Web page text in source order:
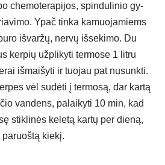
che­mo­te­ra­pi­jos, spin­du­li­nio gy­
Ypač tin­ka ka­muo­ja­miems
iš­var­žų, ner­vų iš­se­ki­mo. Du
ker­pių už­pli­ky­ti ter­mo­se 1 lit­ru
iš­mai­šy­ti ir tuo­jau pat nu­sunk­ti.
vėl su­dė­ti į ter­mo­są, dar kar­tą
van­dens, pa­lai­ky­ti 10 min, kad
stik­li­nės ke­le­tą kar­tų per die­ną,
kie­kį.